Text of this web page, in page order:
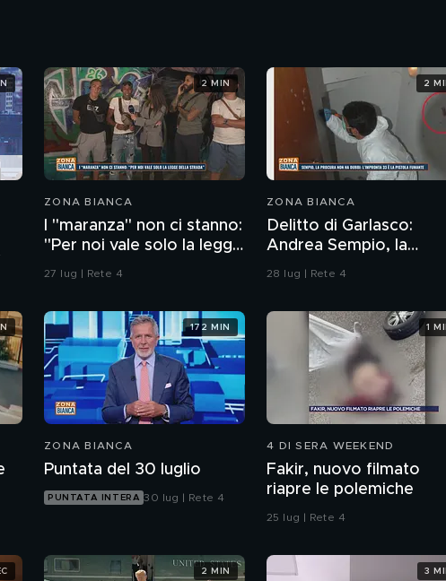
ZONA BIANCA
I "maranza" non ci stanno:
"Per noi vale solo la legge
della strada"
27 lug | Rete 4
2 MIN
ZONA BIANCA
Delitto di Garlasco:
Andrea Sempio, la
Procura di Pavia non ha
28 lug | Rete 4
2
ZONA BIANCA
Puntata del 30 luglio
PUNTATA INTERA 30 lug | Rete 4
172 MIN
4 DI SERA WEEKEND
Fakir, nuovo filmato
riapre le polemiche
25 lug | Rete 4
1
2 MIN 3